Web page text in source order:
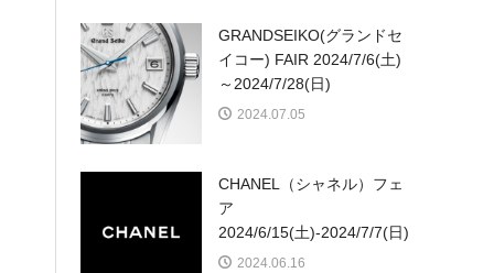
GRANDSEIKO(グランドセ
イコー) FAIR 2024/7/6(土)
～2024/7/28(日)
2024.07.05
CHANEL（シャネル）フェ
ア
2024/6/15(土)-2024/7/7(日)
2024.06.16